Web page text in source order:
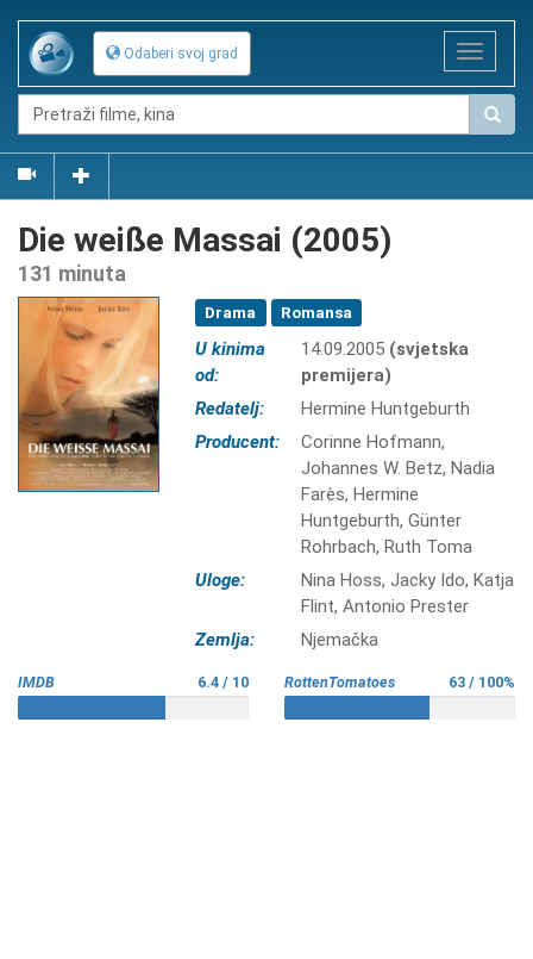
Toggle
Odaberi svoj grad
Die weiße Massai (2005)
131 minuta
Drama Romansa
U kinima
od:
14.09.2005 (svjetska
premijera)
Redatelj:
Hermine Huntgeburth
Producent:
Corinne Hofmann,
Johannes W. Betz, Nadia
Farès, Hermine
Huntgeburth, Günter
Rohrbach, Ruth Toma
Uloge:
Nina Hoss, Jacky Ido, Katja
Flint, Antonio Prester
Zemlja:
Njemačka
IMDB 6.4 / 10 RottenTomatoes 63 / 100%